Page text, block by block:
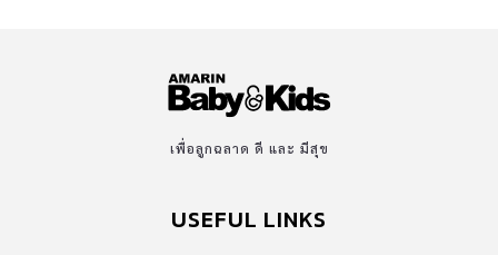
เพื่อลูกฉลาด ดี และ มีสุข
USEFUL LINKS